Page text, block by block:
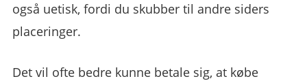
også uetisk, fordi du skubber til andre siders
placeringer.
Det vil ofte bedre kunne betale sig, at købe